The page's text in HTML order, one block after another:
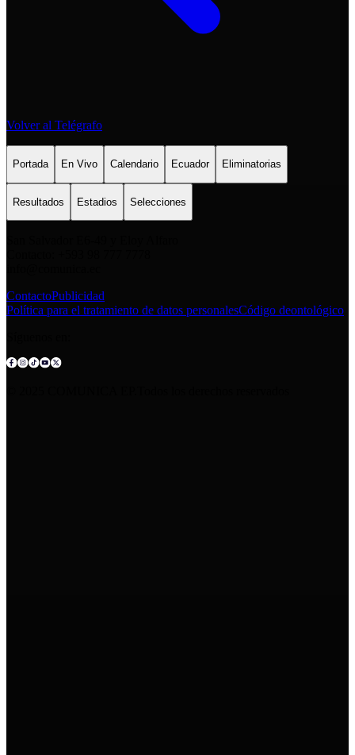
Volver al Telégrafo
Portada En Vivo Calendario Ecuador Eliminatorias
Resultados Estadios Selecciones
ContactoPublicidad
Política para el tratamiento de datos personalesCódigo deontológico